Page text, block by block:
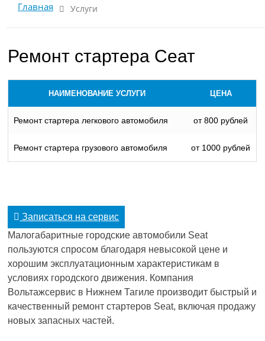
Главная Услуги
Ремонт стартера Сеат
НАИМЕНОВАНИЕ УСЛУГИ ЦЕНА
Ремонт стартера легкового автомобиля от 800 рублей
Ремонт стартера грузового автомобиля от 1000 рублей
Записаться на сервис
Малогабаритные городские автомобили Seat
пользуются спросом благодаря невысокой цене и
хорошим эксплуатационным характеристикам в
условиях городского движения. Компания
Вольтажсервис в Нижнем Тагиле производит быстрый и
качественный ремонт стартеров Seat, включая продажу
новых запасных частей.